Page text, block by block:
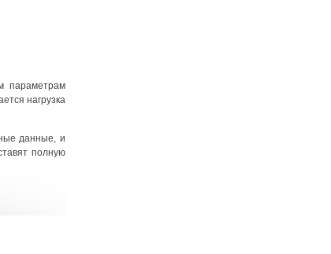
параметрам
нагрузка
данные, и
полную